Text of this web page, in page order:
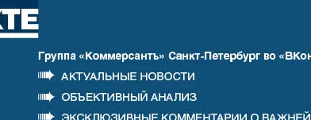
Реклама в «Ъ» www.kommersant.ru/ad